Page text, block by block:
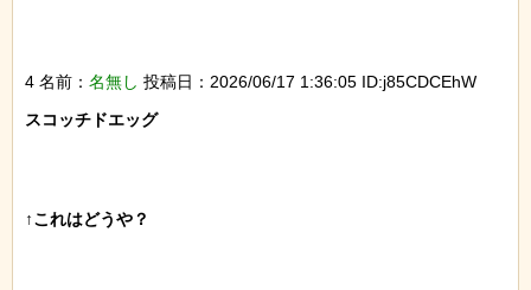
4 名前： 名無し 投稿日：2026/06/17 1:36:05 ID:j85CDCEhW
スコッチドエッグ
↑これはどうや？